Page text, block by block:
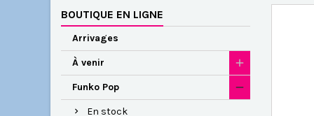
BOUTIQUE EN LIGNE
Arrivages
À venir
Funko Pop
En stock